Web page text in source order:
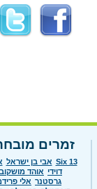
זמרים
Six 13 אבי בן ישראל
דוידי אוהד
גרסטנר אלי